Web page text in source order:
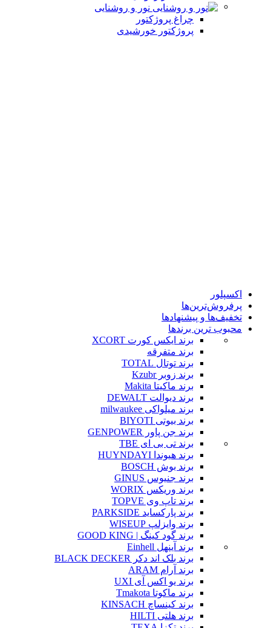
نور و روشنایی
چراغ پروژکتور
پروژکتور خورشیدی
اکسپلور
پرفروش‌ترین‌ها
تخفیف‌ها و پیشنهادها
محبوب ترین برندها
برند ایکس کورت XCORT
برند متفرقه
برند توتال TOTAL
برند زوبر Kzubr
برند ماکیتا Makita
برند دیوالت DEWALT
برند میلواکی milwaukee
برند بیوتی BIYOTI
برند جن پاور GENPOWER
برند تی بی ای TBE
برند هیوندا HUYNDAYI
برند بوش BOSCH
برند جنیوس GINUS
برند وریکس WORIX
برند تاپ وی TOPVE
برند پارکساید PARKSIDE
برند وایزلپ WISEUP
برند گود کینگ | GOOD KING
برند آینهل Einhell
برند بلک اند دکر BLACK DECKER
برند آرام ARAM
برند یو اکس آی UXI
برند ماکوتا Tmakota
برند کینساچ KINSACH
برند هلتی HILTI